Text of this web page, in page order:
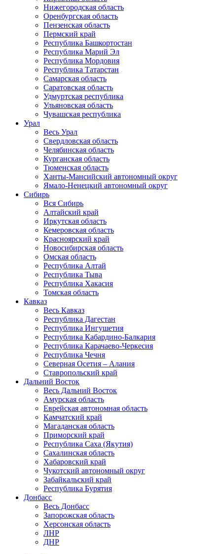
Нижегородская область
Оренбургская область
Пензенская область
Пермский край
Республика Башкортостан
Республика Марий Эл
Республика Мордовия
Республика Татарстан
Самарская область
Саратовская область
Удмуртская республика
Ульяновская область
Чувашская республика
Урал
Весь Урал
Свердловская область
Челябинская область
Курганская область
Тюменская область
Ханты-Мансийский автономный округ
Ямало-Ненецкий автономный округ
Сибирь
Вся Сибирь
Алтайский край
Иркутская область
Кемеровская область
Красноярский край
Новосибирская область
Омская область
Республика Алтай
Республика Тыва
Республика Хакасия
Томская область
Кавказ
Весь Кавказ
Республика Дагестан
Республика Ингушетия
Республика Кабардино-Балкария
Республика Карачаево-Черкесия
Республика Чечня
Северная Осетия – Алания
Ставропольский край
Дальний Восток
Весь Дальний Восток
Амурская область
Еврейская автономная область
Камчатский край
Магаданская область
Приморский край
Республика Саха (Якутия)
Сахалинская область
Хабаровский край
Чукотский автономный округ
Забайкальский край
Республика Бурятия
Донбасс
Весь Донбасс
Запорожская область
Херсонская область
ЛНР
ДНР